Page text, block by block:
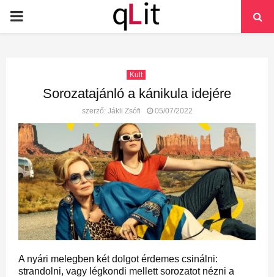
PRIMARY
Kult
Sorozatajánló a kánikula idejére
szerző: Jákli Zsófi 05/07/2022
A nyári melegben két dolgot érdemes csinálni:
strandolni, vagy légkondi mellett sorozatot nézni a